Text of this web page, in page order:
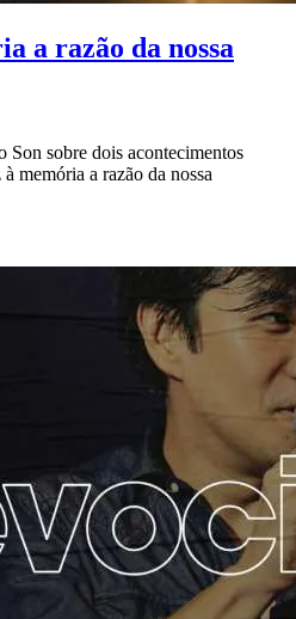
a razão da nossa
Son sobre dois acontecimentos
memória a razão da nossa